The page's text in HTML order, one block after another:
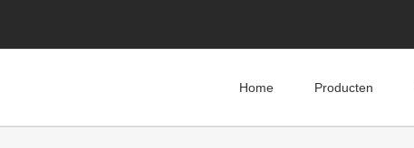
Home Producten